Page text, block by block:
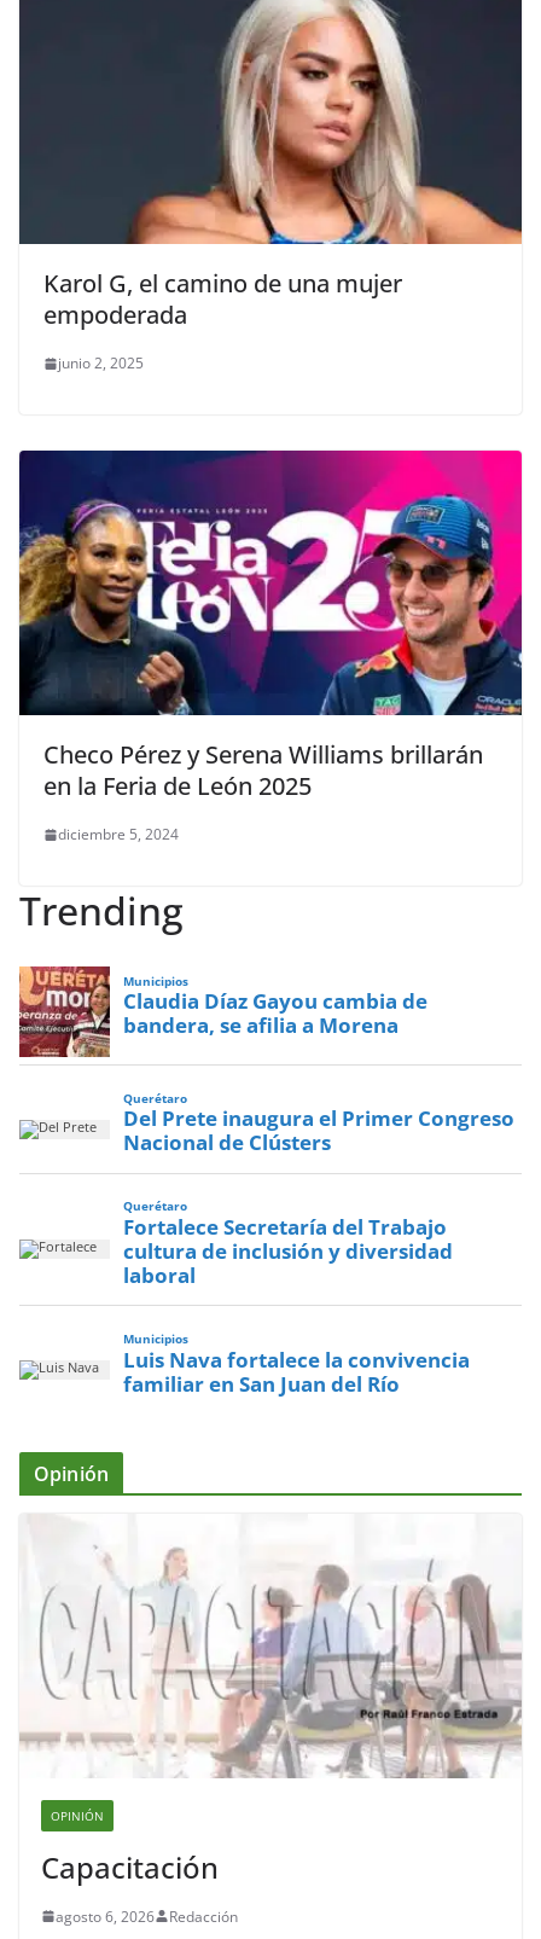
Karol G, el camino de una mujer
empoderada
junio 2, 2025
Checo Pérez y Serena Williams brillarán
en la Feria de León 2025
diciembre 5, 2024
Trending
Municipios
Claudia Díaz Gayou cambia de
bandera, se afilia a Morena
Querétaro
Del Prete inaugura el Primer Congreso
Nacional de Clústers
Querétaro
Fortalece Secretaría del Trabajo
cultura de inclusión y diversidad
laboral
Municipios
Luis Nava fortalece la convivencia
familiar en San Juan del Río
Opinión
OPINIÓN
Capacitación
agosto 6, 2026 Redacción